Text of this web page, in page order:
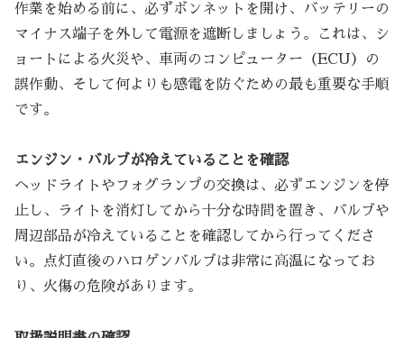
作業を始める前に、必ずボンネットを開け、バッテリーの
マイナス端子を外して電源を遮断しましょう。これは、シ
ョートによる火災や、車両のコンピューター（ECU）の
誤作動、そして何よりも感電を防ぐための最も重要な手順
です。
エンジン・バルブが冷えていることを確認
ヘッドライトやフォグランプの交換は、必ずエンジンを停
止し、ライトを消灯してから十分な時間を置き、バルブや
周辺部品が冷えていることを確認してから行ってくださ
い。点灯直後のハロゲンバルブは非常に高温になってお
り、火傷の危険があります。